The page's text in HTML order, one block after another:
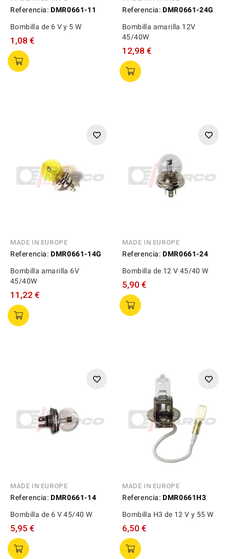
Referencia: DMR0661-11
Bombilla de 6 V y 5 W
1,08 €
Referencia: DMR0661-24G
Bombilla amarilla 12V
45/40W
12,98 €
MADE IN EUROPE
Referencia: DMR0661-14G
Bombilla amarilla 6V
45/40W
11,22 €
MADE IN EUROPE
Referencia: DMR0661-24
Bombilla de 12 V 45/40 W
5,90 €
MADE IN EUROPE
Referencia: DMR0661-14
Bombilla de 6 V 45/40 W
5,95 €
MADE IN EUROPE
Referencia: DMR0661H3
Bombilla H3 de 12 V y 55 W
6,50 €